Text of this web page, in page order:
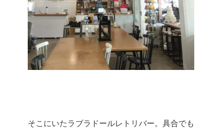
そこにいたラブラドールレトリバー。具合でも